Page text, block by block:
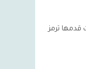
قدمها ترمز